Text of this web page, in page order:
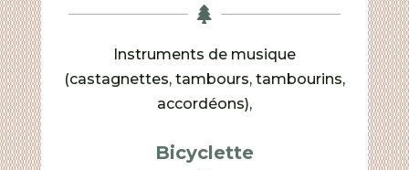

Instruments de musique
(castagnettes, tambours, tambourins,
accordéons),
Bicyclette